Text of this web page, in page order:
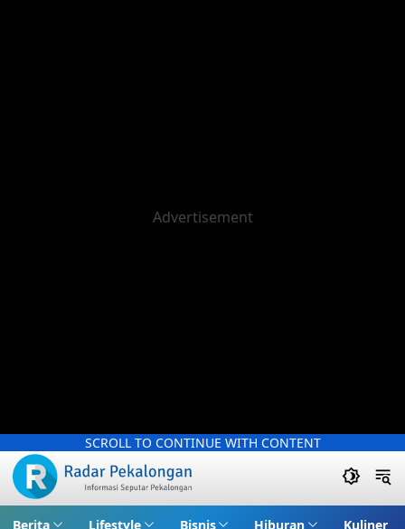
SCROLL TO CONTINUE WITH CONTENT
Berita Lifestyle Bisnis Hiburan Kuliner